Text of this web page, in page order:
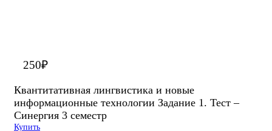
250₽
Квантитативная лингвистика и новые
информационные технологии Задание 1. Тест –
Синергия 3 семестр
Купить